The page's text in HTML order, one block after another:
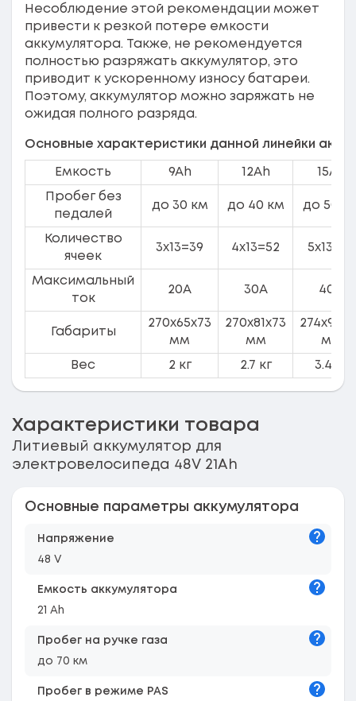
Несоблюдение этой рекомендации может
привести к резкой потере емкости
аккумулятора. Также, не рекомендуется
полностью разряжать аккумулятор, это
приводит к ускоренному износу батареи.
Поэтому, аккумулятор можно заряжать не
ожидая полного разряда.
Основные характеристики данной линейки
Емкость 9Ah 12Ah 15Ah
Пробег без
педалей
до 30 км до 40 км до 50
Количество
ячеек
3х13=39 4х13=52 5х13=65
Максимальный
ток
20A 30A 40A
Габариты
270x65x73
мм
270x81x73
мм
мм
Вес 2 кг 2.7 кг 3.4 кг
Характеристики товара
Литиевый аккумулятор для
электровелосипеда 48V 21Ah
Основные параметры аккумулятора
Напряжение
48 V
Емкость аккумулятора
21 Ah
Пробег на ручке газа
до 70 км
Пробег в режиме PAS